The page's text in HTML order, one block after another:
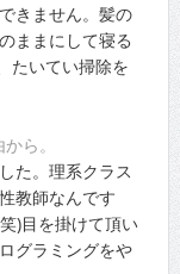
きません。髪の
ままにして寝る
たいてい掃除を
ら。
た。理系クラス
教師なんです
)目を掛けて頂い
グラミングをや